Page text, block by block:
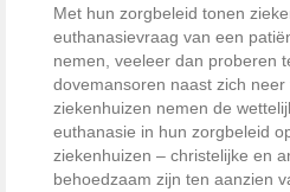
Met hun zorgbeleid tonen
euthanasievraag van een
nemen, veeleer dan proberen
dovemansoren naast zich
ziekenhuizen nemen de
euthanasie in hun zorgbeleid
ziekenhuizen – christelijke en
behoedzaam zijn ten aanzien